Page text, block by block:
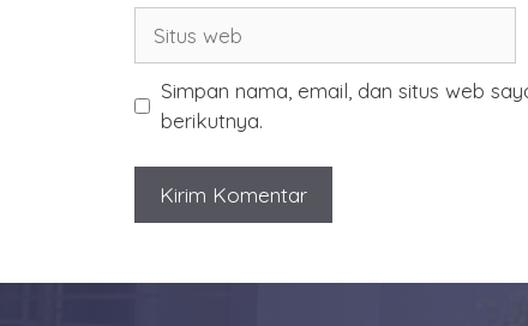
web
Simpan nama, email, dan situs web
berikutnya.